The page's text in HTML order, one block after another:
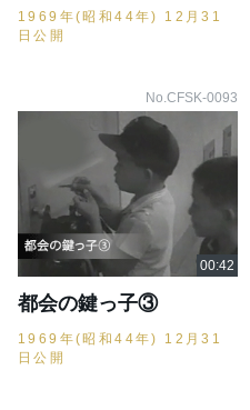
1969年(昭和44年) 12月31
日公開
No.CFSK-0093
都会の鍵っ子③
1969年(昭和44年) 12月31
日公開